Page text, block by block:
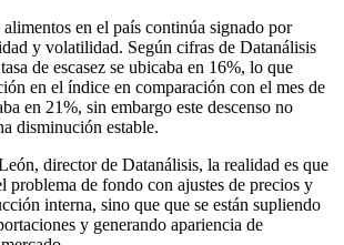
en el país continúa signado por
y volatilidad. Según cifras de Datanálisis
de escasez se ubicaba en 16%, lo que
en el índice en comparación con el mes de
en 21%, sin embargo este descenso no
disminución estable.
director de Datanálisis, la realidad es que
problema de fondo con ajustes de precios y
interna, sino que que se están supliendo
y generando apariencia de